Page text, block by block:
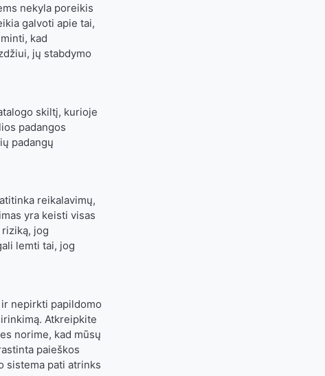
nekyla poreikis
galvoti apie tai,
kad
jų stabdymo
skiltį, kurioje
padangos
padangų
reikalavimų,
yra keisti visas
jog
lemti tai, jog
nepirkti papildomo
Atkreipkite
norime, kad mūsų
paieškos
sistema pati atrinks